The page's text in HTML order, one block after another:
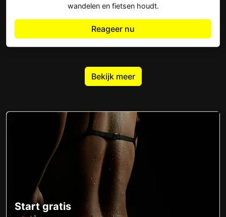
wandelen en fietsen houdt.
Reageer nu
Bekijk meer
Start gratis